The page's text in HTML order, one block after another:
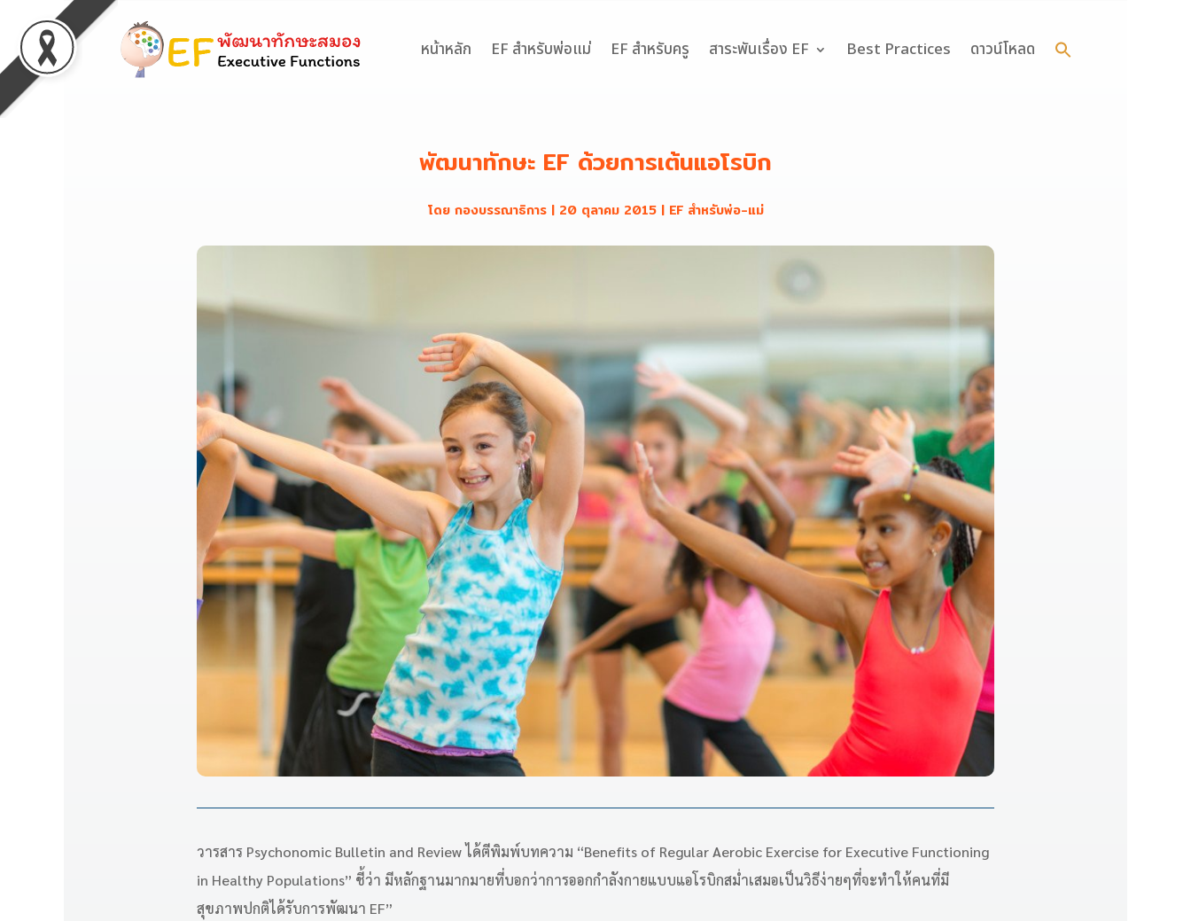
หน้าหลัก EF สำหรับพ่อแม่ EF สำหรับครู สาระพันเรื่อง EF Best Practices ดาวน์โหลด
พัฒนาทักษะ EF ด้วยการเต้นแอโรบิก
โดย กองบรรณาธิการ| 20 ตุลาคม 2015| EF สำหรับพ่อ-แม่
วารสาร Psychonomic Bulletin and Review ได้ตีพิมพ์บทความ “Benefits of Regular Aerobic Exercise for Executive Functioning
in Healthy Populations” ชี้ว่า มีหลักฐานมากมายที่บอกว่าการออกกำลังกายแบบแอโรบิกสม่ำเสมอเป็นวิธีง่ายๆที่จะทำให้คนที่มี
สุขภาพปกติได้รับการพัฒนา EF”